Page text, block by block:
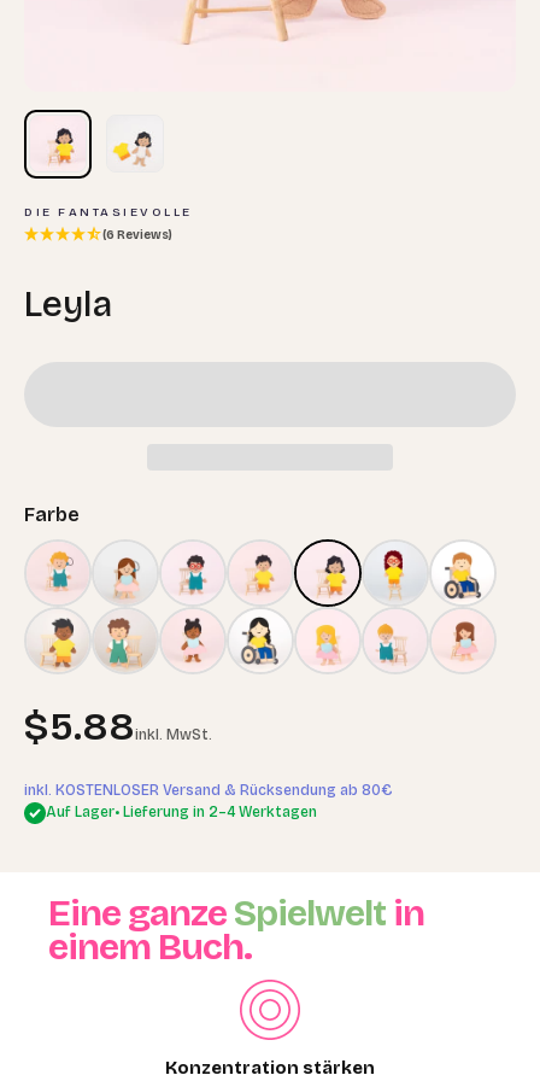
DIE FANTASIEVOLLE
(6 Reviews)
Leyla
Farbe
Angebot
$5.88inkl. MwSt.
inkl. KOSTENLOSER Versand & Rücksendung ab 80€
Auf Lager• Lieferung in 2–4 Werktagen
Eine ganzeSpielwelt in
einem Buch.
Konzentration stärken